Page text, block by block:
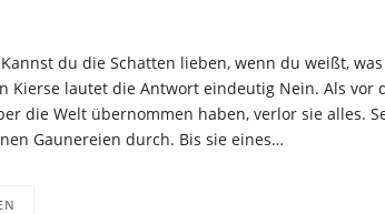
du die Schatten lieben, wenn du weißt,
Kierse lautet die Antwort eindeutig Nein. Als vor
die Welt übernommen haben, verlor sie alles.
Gaunereien durch. Bis sie eines…